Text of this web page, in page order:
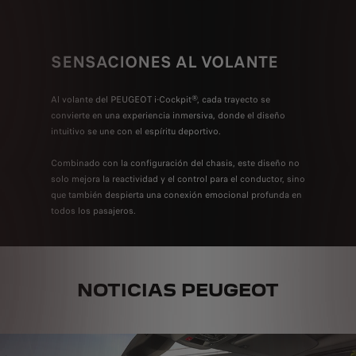
SENSACIONES AL VOLANTE
Al volante del PEUGEOT i-Cockpit®, cada trayecto se
convierte en una experiencia inmersiva, donde el diseño
intuitivo se une con el espíritu deportivo.
Combinado con la configuración del chasis, este diseño no
solo mejora la reactividad y el control para el conductor, sino
que también despierta una conexión emocional profunda en
todos los pasajeros.
NOTICIAS PEUGEOT